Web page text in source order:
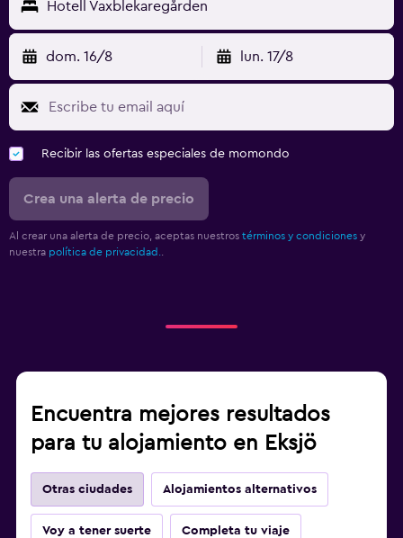
Hotell Vaxblekaregården
dom. 16/8 lun. 17/8
Recibir las ofertas especiales de momondo
Crea una alerta de precio
Al crear una alerta de precio, aceptas nuestros términos y condiciones y
nuestra política de privacidad.
Encuentra mejores resultados
para tu alojamiento en Eksjö
Otras ciudades Alojamientos alternativos
Voy a tener suerte Completa tu viaje